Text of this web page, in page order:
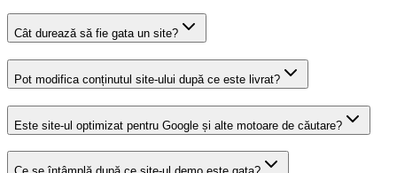
Cât durează să fie gata un site?
Pot modifica conținutul site-ului după ce este livrat?
Este site-ul optimizat pentru Google și alte motoare de căutare?